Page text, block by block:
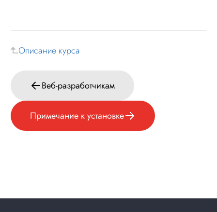
Описание курса
Веб-разработчикам
Примечание к установке